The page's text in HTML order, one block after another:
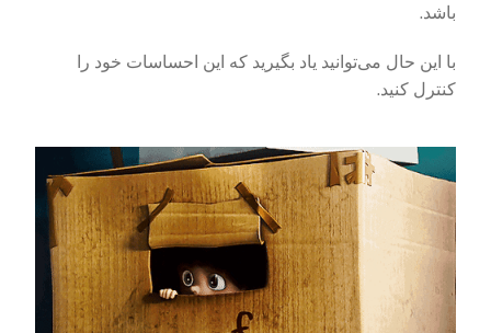
باشد.
با این حال می‌توانید یاد بگیرید که این احساسات خود را
کنترل کنید.